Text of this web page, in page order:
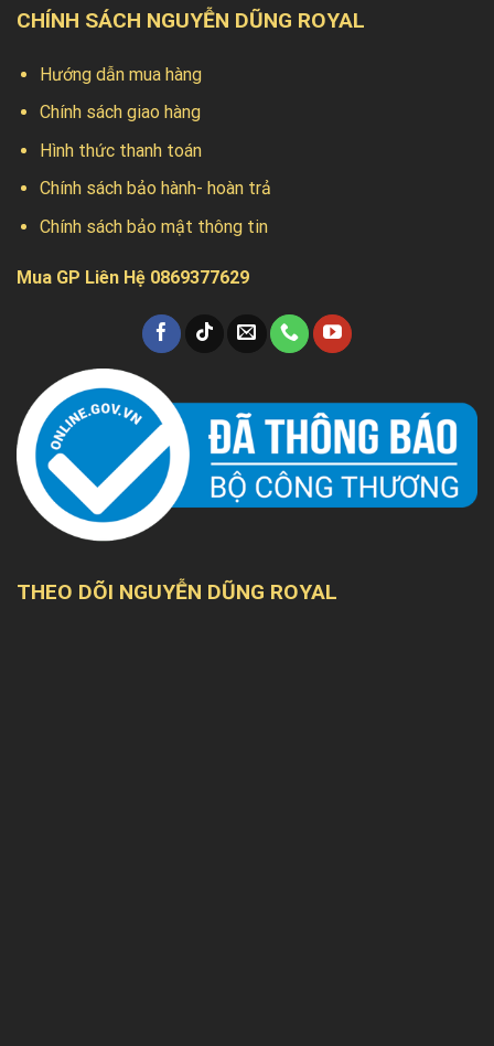
CHÍNH SÁCH NGUYỄN DŨNG ROYAL
Hướng dẫn mua hàng
Chính sách giao hàng
Hình thức thanh toán
Chính sách bảo hành- hoàn trả
Chính sách bảo mật thông tin
Mua GP Liên Hệ 0869377629
THEO DÕI NGUYỄN DŨNG ROYAL